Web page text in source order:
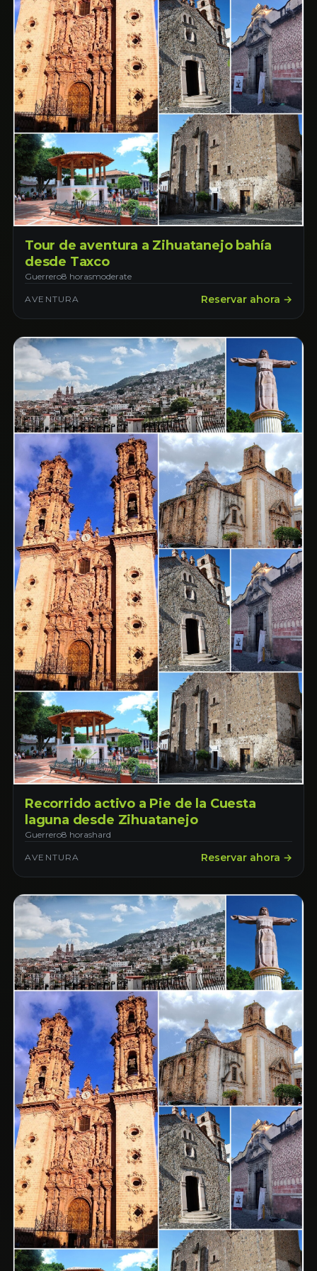
Tour de aventura a Zihuatanejo bahía
desde Taxco
Guerrero8 horasmoderate
AVENTURA Reservar ahora →
Recorrido activo a Pie de la Cuesta
laguna desde Zihuatanejo
Guerrero8 horashard
AVENTURA Reservar ahora →